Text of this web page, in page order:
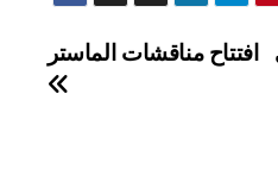
افتتاح مناقشات الماستر